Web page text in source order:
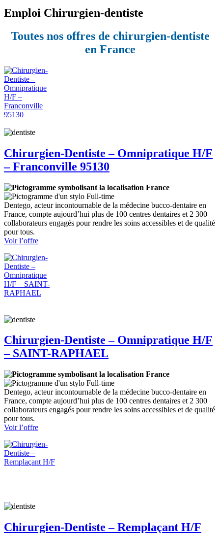
Emploi Chirurgien-dentiste
Toutes nos offres de chirurgien-dentiste
en France
Chirurgien-Dentiste – Omnipratique H/F
– Franconville 95130
France
Full-time
Dentego, acteur incontournable de la médecine bucco-dentaire en
France, compte aujourd’hui plus de 100 centres dentaires et 2 300
collaborateurs engagés pour rendre les soins accessibles et de qualité
pour tous.
Voir l’offre:
Dentiste
Omnipratique
H/F
–
Chirurgien-Dentiste – Omnipratique H/F
– SAINT-RAPHAEL
France
Full-time
Dentego, acteur incontournable de la médecine bucco-dentaire en
France, compte aujourd’hui plus de 100 centres dentaires et 2 300
collaborateurs engagés pour rendre les soins accessibles et de qualité
pour tous.
Voir l’offre:
Dentiste
Omnipratique
Chirurgien-Dentiste – Remplaçant H/F